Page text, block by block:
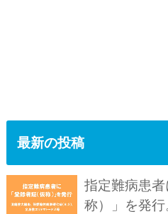
最新の投稿
指定難病患
称）」を発